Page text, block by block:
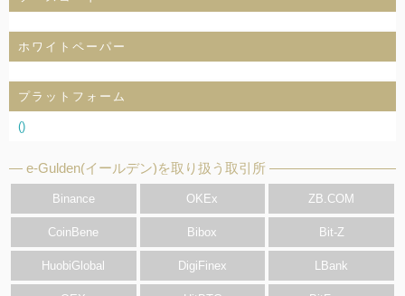
ホワイトペーパー
プラットフォーム
()
e-Gulden(イールデン)を取り扱う取引所
Binance OKEx ZB.COM
CoinBene Bibox Bit-Z
HuobiGlobal DigiFinex LBank